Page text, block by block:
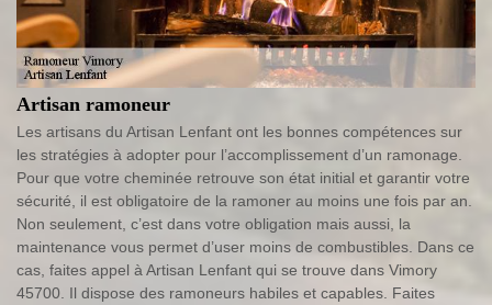
Artisan ramoneur
Les artisans du Artisan Lenfant ont les bonnes compétences sur
les stratégies à adopter pour l’accomplissement d’un ramonage.
Pour que votre cheminée retrouve son état initial et garantir votre
sécurité, il est obligatoire de la ramoner au moins une fois par an.
Non seulement, c’est dans votre obligation mais aussi, la
maintenance vous permet d’user moins de combustibles. Dans ce
cas, faites appel à Artisan Lenfant qui se trouve dans Vimory
45700. Il dispose des ramoneurs habiles et capables. Faites